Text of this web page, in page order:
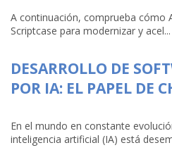
A continuación, comprueba cómo
Scriptcase para modernizar y acel...
DESARROLLO DE
POR IA: EL PAPEL DE
En el mundo en constante
inteligencia artificial (IA) está